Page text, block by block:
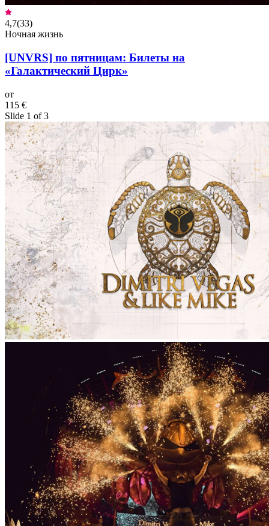
4,7(33)
Ночная жизнь
[UNVRS] по пятницам: Билеты на
«Галактический Цирк»
от
115 €
Slide 1 of 3